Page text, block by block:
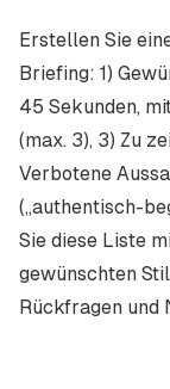
Erstellen Sie
Briefing: 1)
45 Sekunden,
(max. 3), 3) Zu
Verbotene
(„authentisch-
Sie diese Liste
gewünschten
Rückfragen und